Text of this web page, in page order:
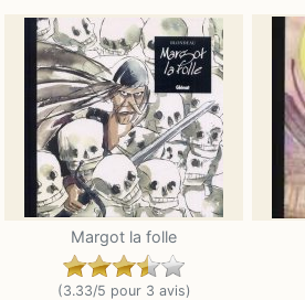
Margot la folle
(3.33/5 pour 3 avis)